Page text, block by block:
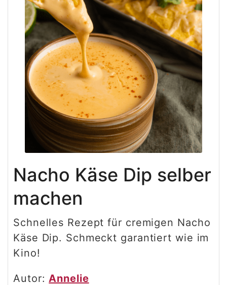
Nacho Käse Dip selber
machen
Schnelles Rezept für cremigen Nacho
Käse Dip. Schmeckt garantiert wie im
Kino!
Autor: Annelie